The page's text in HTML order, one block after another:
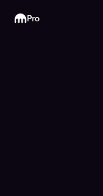
Kraken
Pro